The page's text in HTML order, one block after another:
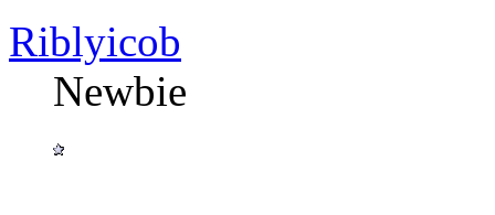
Riblyicob
Newbie